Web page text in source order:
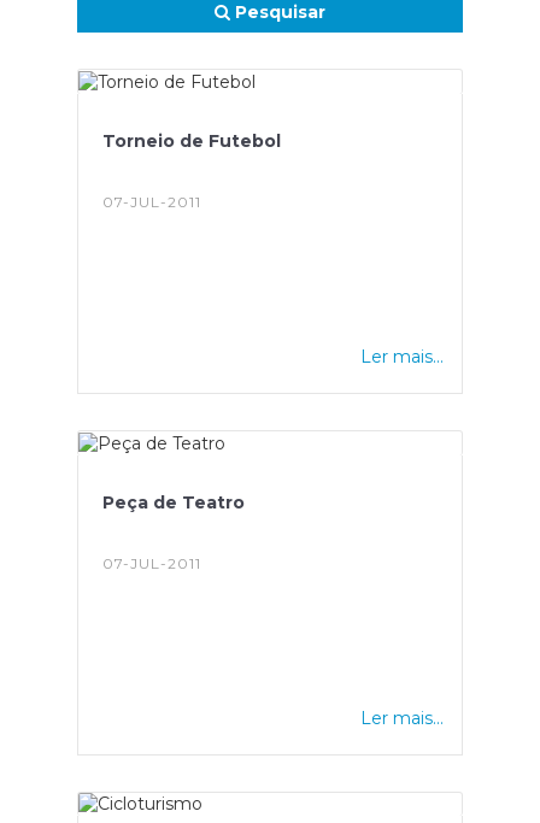
Pesquisar
Torneio de Futebol
07-JUL-2011
Ler mais...
Peça de Teatro
07-JUL-2011
Ler mais...